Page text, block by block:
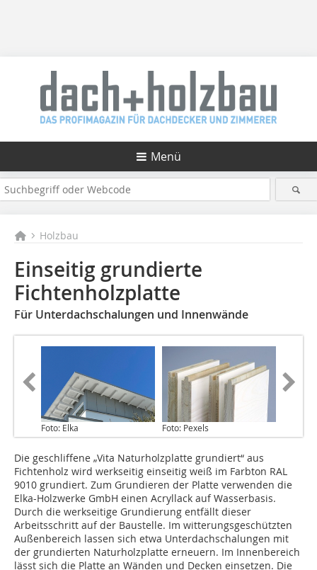
Menü
Holzbau
Einseitig grundierte
Fichtenholzplatte
Für Unterdachschalungen und Innenwände
Foto: Elka Foto: Pexels
Die geschliffene „Vita Naturholzplatte grundiert“ aus
Fichtenholz wird werkseitig einseitig weiß im Farbton RAL
9010 grundiert. Zum Grundieren der Platte verwenden die
Elka-Holzwerke GmbH einen Acryllack auf Wasserbasis.
Durch die werkseitige Grundierung entfällt dieser
Arbeitsschritt auf der Baustelle. Im witterungsgeschützten
Außenbereich lassen sich etwa Unterdachschalungen mit
der grundierten Naturholzplatte erneuern. Im Innenbereich
lässt sich die Platte an Wänden und Decken einsetzen. Die